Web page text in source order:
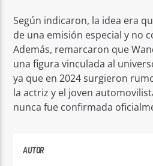
Según indicaron, la idea era
de una emisión especial y no
Además, remarcaron que
una figura vinculada al
ya que en 2024 surgieron
la actriz y el joven
nunca fue confirmada
AUTOR